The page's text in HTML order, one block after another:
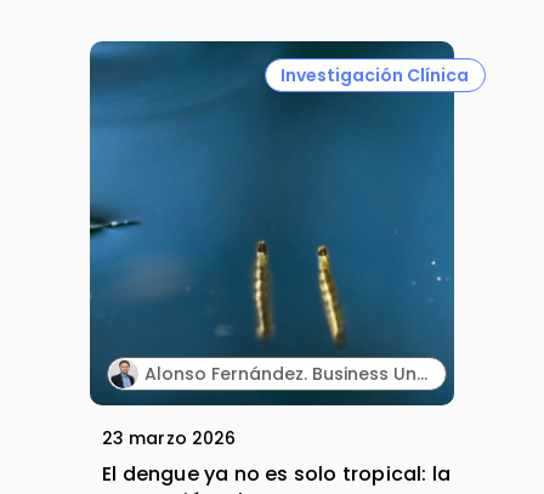
Investigación Clínica
Alonso Fernández. Business Unit Head Gastrointestinal & Vaccines. Takeda España.
23 marzo 2026
El dengue ya no es solo tropical: la